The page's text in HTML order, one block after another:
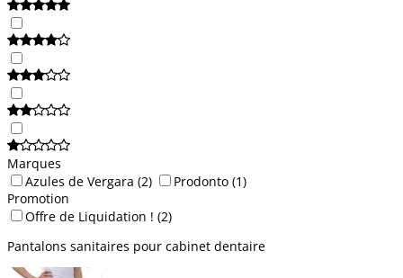
Marques
Azules de Vergara (2) Prodonto (1)
Promotion
Offre de Liquidation ! (2)
Pantalons sanitaires pour cabinet dentaire